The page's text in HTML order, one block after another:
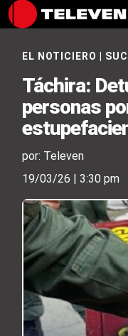
EL NOTICIERO
Táchira:
personas
por: Televen
19/03/26 | 3:30 pm